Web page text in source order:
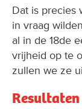
Dat is precies
in vraag
al in de 18de
vrijheid op te
zullen we ze